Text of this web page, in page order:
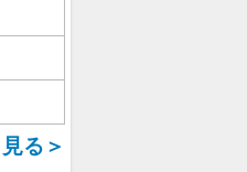
る＞